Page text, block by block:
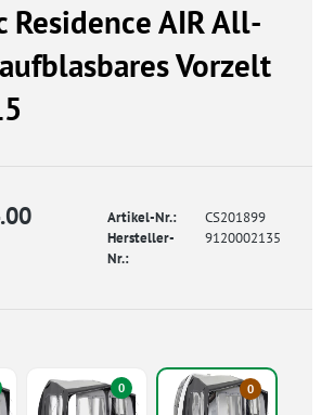
Residence AIR All-
Vorzelt
Artikel-Nr.:
CS201899
Hersteller-
Nr.:
9120002135
0 0